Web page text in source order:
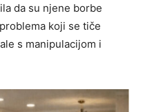
da su njene borbe
koji se tiče
s manipulacijom i